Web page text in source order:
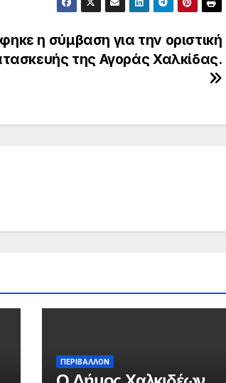
η σύμβαση για την οριστική
της Αγοράς Χαλκίδας.
ΠΕΡΙΒΑΛΛΟΝ